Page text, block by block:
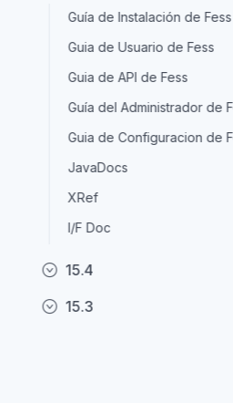
Guía de Instalación de Fess
Guia de Usuario de Fess
Guia de API de Fess
Guía del Administrador de
Guia de Configuracion de
JavaDocs
XRef
I/F Doc
15.4
15.3